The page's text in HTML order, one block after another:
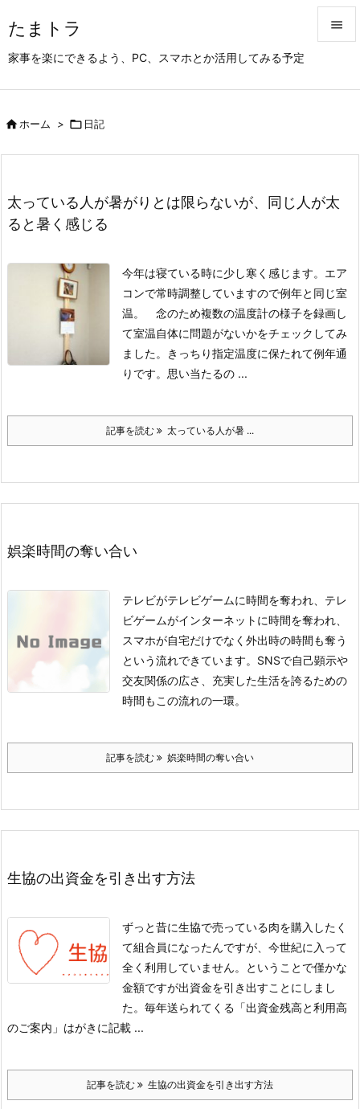
たまトラ
家事を楽にできるよう、PC、スマホとか活用してみる予定

前へ
次へ
ホーム >  日記
太っている人が暑がりとは限らないが、同じ人が太
ると暑く感じる
今年は寝ている時に少し寒く感じます。エア
コンで常時調整していますので例年と同じ室
温。 念のため複数の温度計の様子を録画し
て室温自体に問題がないかをチェックしてみ
ました。きっちり指定温度に保たれて例年通
りです。 思い当たるの ...
記事を読む 太っている人が暑 ...
娯楽時間の奪い合い
テレビがテレビゲームに時間を奪われ、テレ
ビゲームがインターネットに時間を奪われ、
スマホが自宅だけでなく外出時の時間も奪う
という流れできています。SNSで自己顕示や
交友関係の広さ、充実した生活を誇るための
時間もこの流れの一環。
記事を読む 娯楽時間の奪い合い
生協の出資金を引き出す方法
ずっと昔に生協で売っている肉を購入したく
て組合員になったんですが、今世紀に入って
全く利用していません。ということで僅かな
金額ですが出資金を引き出すことにしまし
た。 毎年送られてくる「出資金残高と利用高
のご案内」はがきに記載 ...
記事を読む 生協の出資金を引き出す方法